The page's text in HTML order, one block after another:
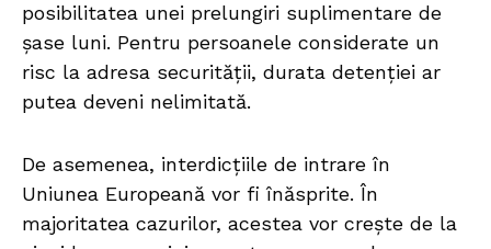
posibilitatea unei prelungiri suplimentare de
șase luni. Pentru persoanele considerate un
risc la adresa securității, durata detenției ar
putea deveni nelimitată.
De asemenea, interdicțiile de intrare în
Uniunea Europeană vor fi înăsprite. În
majoritatea cazurilor, acestea vor crește de la